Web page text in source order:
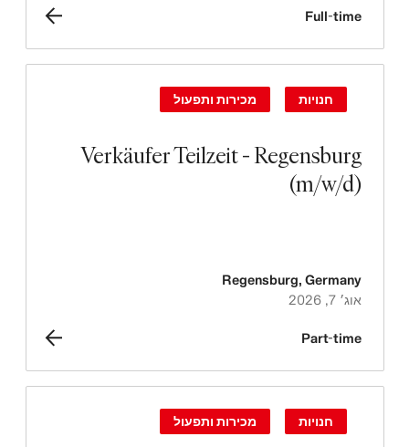
Full-time
Verkäufer Teilzeit - Regensburg
(m/w/d)
חנויות מכירות ותפעול
Regensburg, Germany
אוג׳ 7, 2026
Part-time
חנויות מכירות ותפעול